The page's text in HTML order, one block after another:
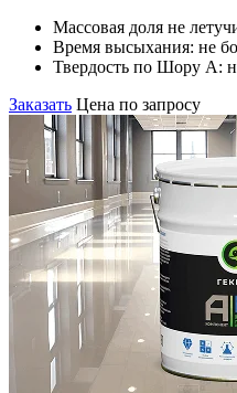
Массовая доля не
Время высыхания: не
Твердость по Шору А:
Заказать Цена по запросу